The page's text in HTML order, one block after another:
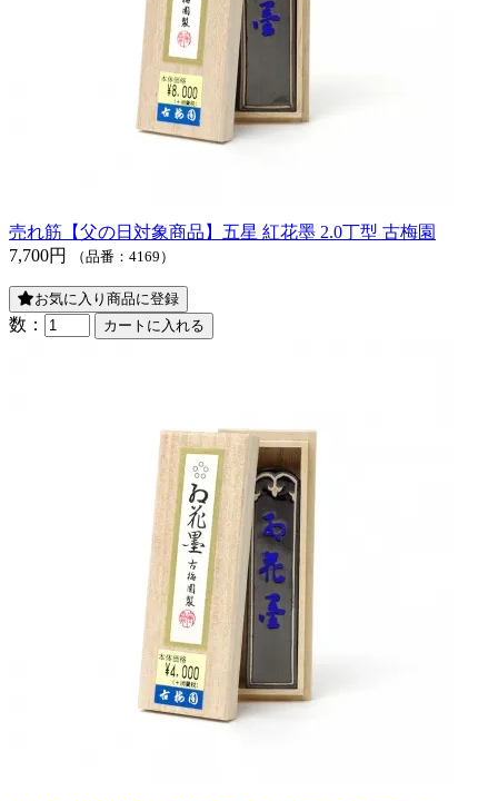
売れ筋 【父の日対象商品】五星 紅花墨 2.0丁型 古梅園
7,700円
（品番：4169）
お気に入り商品に登録
数：